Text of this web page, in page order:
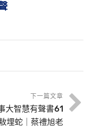
下一篇文章
大智慧有聲書61
埋蛇｜蔡禮旭老